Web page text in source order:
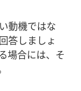
動機ではな
答しましょ
場合には、そ